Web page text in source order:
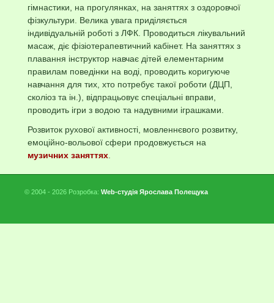
гімнастики, на прогулянках, на заняттях з оздоровчої
фізкультури. Велика увага приділяється
індивідуальній роботі з ЛФК. Проводиться лікувальний
масаж, діє фізіотерапевтичний кабінет. На заняттях з
плавання інструктор навчає дітей елементарним
правилам поведінки на воді, проводить коригуюче
навчання для тих, хто потребує такої роботи (ДЦП,
сколіоз та ін.), відпрацьовує спеціальні вправи,
проводить ігри з водою та надувними іграшками.
Розвиток рухової активності, мовленнєвого розвитку,
емоційно-вольової сфери продовжується на
музичних заняттях.
© 2004 - 2026 Розробка: Web-студія Ярослава Полещука